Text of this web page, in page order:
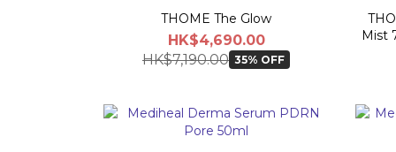
THOME The Glow
HK$4,690.00
HK$7,190.00 35% OFF
Mist